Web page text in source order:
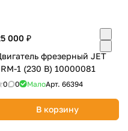
000 ₽
фрезерный JET
1 (230 В) 10000081
0 0 МалоАрт. 66394
В корзину